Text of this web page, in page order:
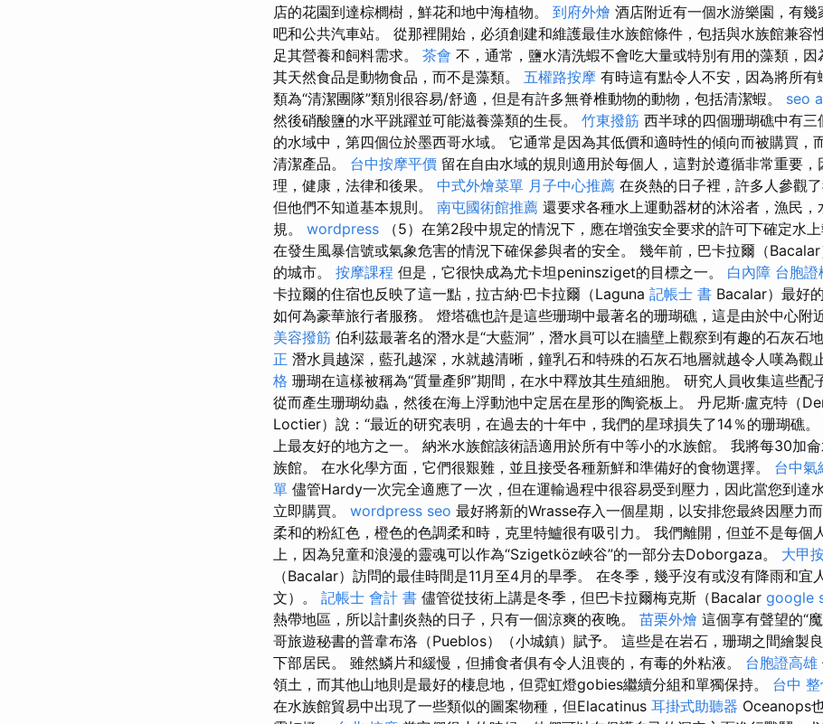
店的花園到達棕櫚樹，鮮花和地中海植物。 到府外燴 酒店附近有一個水游樂園，有
吧和公共汽車站。 從那裡開始，必須創建和維護最佳水族館條件，包括與水族館兼容
足其營養和飼料需求。 茶會 不，通常，鹽水清洗蝦不會吃大量或特別有用的藻類，因
其天然食品是動物食品，而不是藻類。 五權路按摩 有時這有點令人不安，因為將所有
類為“清潔團隊”類別很容易/舒適，但是有許多無脊椎動物的動物，包括清潔蝦。 seo
然後硝酸鹽的水平跳躍並可能滋養藻類的生長。 竹東撥筋 西半球的四個珊瑚礁中有三
的水域中，第四個位於墨西哥水域。 它通常是因為其低價和適時性的傾向而被購買，
清潔產品。 台中按摩平價 留在自由水域的規則適用於每個人，這對於遵循非常重要，
理，健康，法律和後果。 中式外燴菜單 月子中心推薦 在炎熱的日子裡，許多人參觀
但他們不知道基本規則。 南屯國術館推薦 還要求各種水上運動器材的沐浴者，漁民
規。 wordpress （5）在第2段中規定的情況下，應在增強安全要求的許可下確定水
在發生風暴信號或氣象危害的情況下確保參與者的安全。 幾年前，巴卡拉爾（
的城市。 按摩課程 但是，它很快成為尤卡坦peninsziget的目標之一。 白內障 台胞證
卡拉爾的住宿也反映了這一點，拉古納·巴卡拉爾（Laguna 記帳士 書 Bacalar）最好
如何為豪華旅行者服務。 燈塔礁也許是這些珊瑚中最著名的珊瑚礁，這是由於中心附近
美容撥筋 伯利茲最著名的潛水是“大藍洞”，潛水員可以在牆壁上觀察到有趣的石灰石
正 潛水員越深，藍孔越深，水就越清晰，鐘乳石和特殊的石灰石地層就越令人嘆為觀
格 珊瑚在這樣被稱為“質量產卵”期間，在水中釋放其生殖細胞。 研究人員收集這些配
從而產生珊瑚幼蟲，然後在海上浮動池中定居在星形的陶瓷板上。 丹尼斯·盧克特（
Loctier）說：“最近的研究表明，在過去的十年中，我們的星球損失了14％的珊瑚礁
上最友好的地方之一。 納米水族館該術語適用於所有中等小的水族館。 我將每30加
族館。 在水化學方面，它們很艱難，並且接受各種新鮮和準備好的食物選擇。 台中氣
單 儘管Hardy一次完全適應了一次，但在運輸過程中很容易受到壓力，因此當您到達
立即購買。 wordpress seo 最好將新的Wrasse存入一個星期，以安排您最終因壓力而
柔和的粉紅色，橙色的色調柔和時，克里特鱸很有吸引力。 我們離開，但並不是每個
上，因為兒童和浪漫的靈魂可以作為“Szigetköz峽谷”的一部分去Doborgaza。 大甲
（Bacalar）訪問的最佳時間是11月至4月的旱季。 在冬季，幾乎沒有或沒有降雨和宜
文）。 記帳士 會計 書 儘管從技術上講是冬季，但巴卡拉爾梅克斯（Bacalar google
熱帶地區，所以計劃炎熱的日子，只有一個涼爽的夜晚。 苗栗外燴 這個享有聲望的“
哥旅遊秘書的普韋布洛（Pueblos）（小城鎮）賦予。 這些是在岩石，珊瑚之間繪製
下部居民。 雖然鱗片和緩慢，但捕食者俱有令人沮喪的，有毒的外粘液。 台胞證高雄
領土，而其他山地則是最好的棲息地，但霓虹燈gobies繼續分組和單獨保持。 台中
在水族館貿易中出現了一些類似的圖案物種，但Elacatinus 耳掛式助聽器 Oceanops